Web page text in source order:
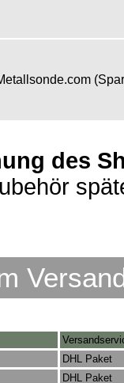
des
DHL Paket
DHL Paket